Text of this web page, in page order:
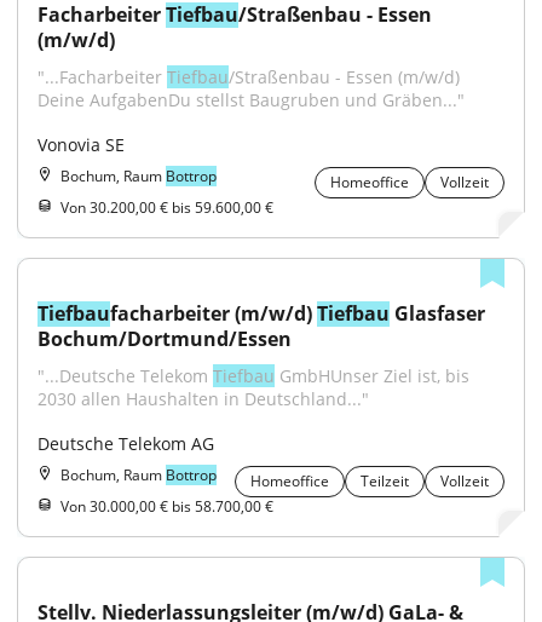
Facharbeiter Tiefbau/Straßenbau - Essen
(m/w/d)
"...Facharbeiter Tiefbau/Straßenbau - Essen (m/w/d)
Deine AufgabenDu stellst Baugruben und Gräben..."
Vonovia SE
Bochum, Raum Bottrop Homeoffice
Vollzeit
Von 30.200,00 € bis 59.600,00 €
Tiefbaufacharbeiter (m/w/d) Tiefbau Glasfaser
Bochum/Dortmund/Essen
"...Deutsche Telekom Tiefbau GmbHUnser Ziel ist, bis
2030 allen Haushalten in Deutschland..."
Deutsche Telekom AG
Bochum, Raum Bottrop Homeoffice Teilzeit
Vollzeit
Von 30.000,00 € bis 58.700,00 €